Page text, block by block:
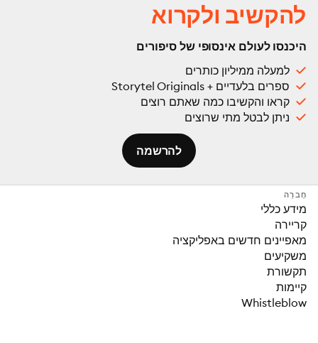
להקשיב ולקרוא
היכנסו לעולם אינסופי של סיפורים
למעלה ממיליון כותרים
ספרים בלעדיים + Storytel Originals
קראו והקשיבו כמה שאתם רוצים
ניתן לבטל מתי שרוצים
להרשמה
חֶברָה
מידע כללי
קריירה
מאפיינים חדשים באפליקציה
משקיעים
תקשורת
קיימות
Whistleblow